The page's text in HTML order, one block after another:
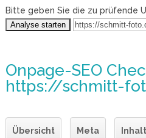
Bitte geben Sie die zu prüfende
Onpage-SEO
https://schmitt-
Übersicht Meta Inhalt